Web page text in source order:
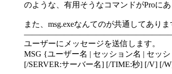
のような、有用そうなコマンドがProに
また、msg.exeなんてのが共通してあり
ユーザーにメッセージを送信します。
MSG {ユーザー名 | セッション名 | セッ
[/SERVER:サーバー名] [/TIME:秒] [/V] [/